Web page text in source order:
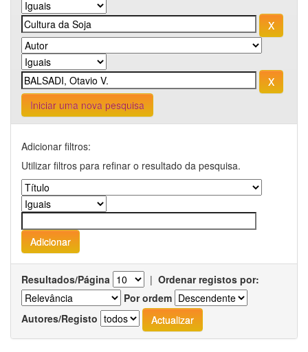
Iniciar uma nova pesquisa
Adicionar filtros:
Utilizar filtros para refinar o resultado da pesquisa.
Resultados/Página | Ordenar registos por:
Por ordem
Autores/Registo